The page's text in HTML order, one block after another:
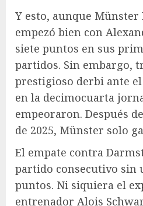
Y esto, aunque Münster
empezó bien con
siete puntos en sus
partidos. Sin embargo,
prestigioso derbi ante
en la decimocuarta
empeoraron. Después
de 2025, Münster solo
El empate contra
partido consecutivo sin
puntos. Ni siquiera el
entrenador Alois